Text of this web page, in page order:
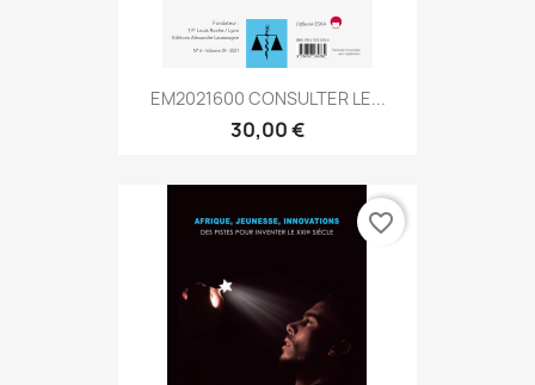
EM2021600 CONSULTER LE...
30,00 €
favorite_border